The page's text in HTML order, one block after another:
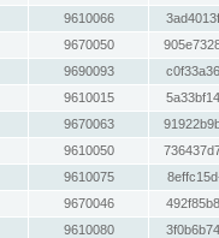
9610066
9670050
9690093
9610015
9670063
9610050
9610075
9670046
9610080